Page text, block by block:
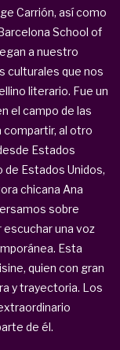
Carrión, así como
School of
a nuestro
culturales que nos
literario. Fue un
el campo de las
compartir, al otro
Estados
de Estados Unidos,
chicana Ana
sobre
escuchar una voz
Esta
quien con gran
y trayectoria. Los
de él.